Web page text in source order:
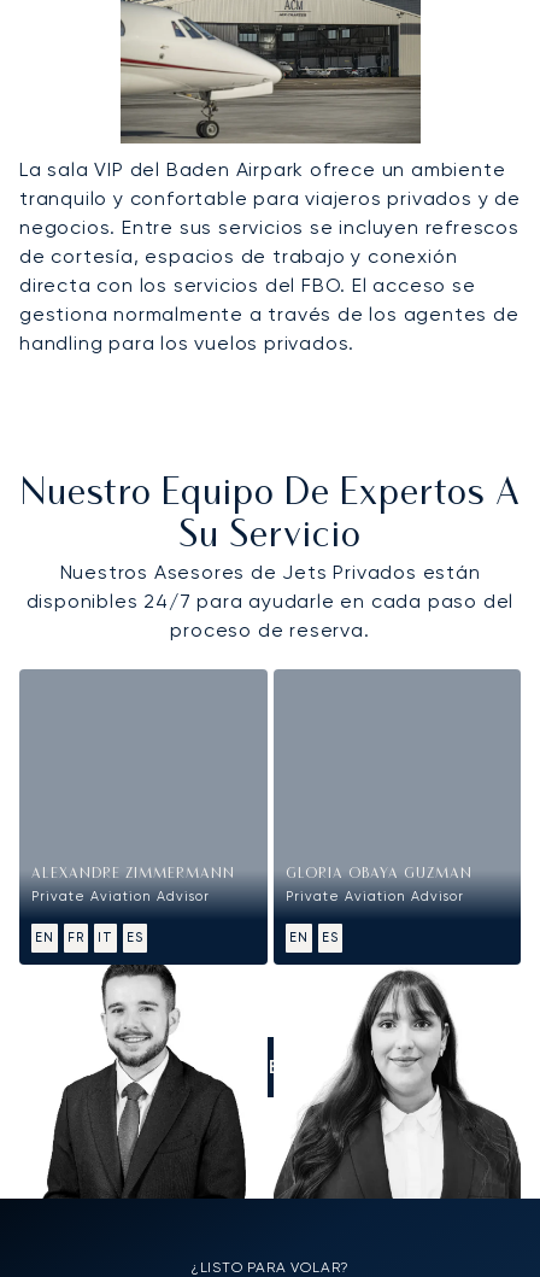
La sala VIP del Baden Airpark ofrece un ambiente
tranquilo y confortable para viajeros privados y de
negocios. Entre sus servicios se incluyen refrescos
de cortesía, espacios de trabajo y conexión
directa con los servicios del FBO. El acceso se
gestiona normalmente a través de los agentes de
handling para los vuelos privados.
Nuestro Equipo De Expertos A
Su Servicio
Nuestros Asesores de Jets Privados están
disponibles 24/7 para ayudarle en cada paso del
proceso de reserva.
ALEXANDRE ZIMMERMANN
Private Aviation Advisor
EN FR IT ES
GLORIA OBAYA GUZMAN
Private Aviation Advisor
EN ES
LLÁMENOS
¿LISTO PARA VOLAR?